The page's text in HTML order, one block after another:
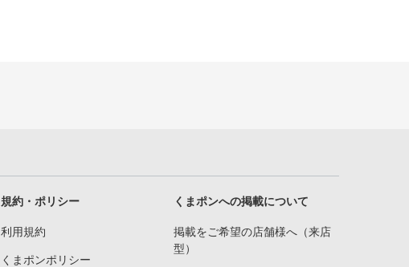
規約・ポリシー
利用規約
くまポンポリシー
くまポンへの掲載について
掲載をご希望の店舗様へ（来店
型）